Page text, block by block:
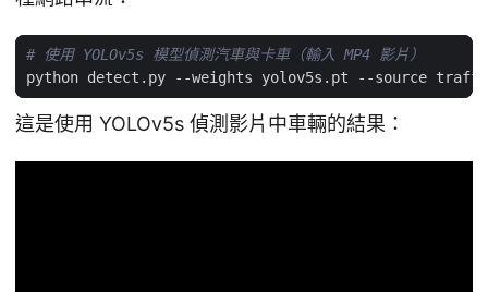
# 使用 YOLOv5s 模型偵測汽車與卡車（輸入 MP4 影片）
python detect.py --weights yolov5s.pt --source
這是使用 YOLOv5s 偵測影片中車輛的結果：